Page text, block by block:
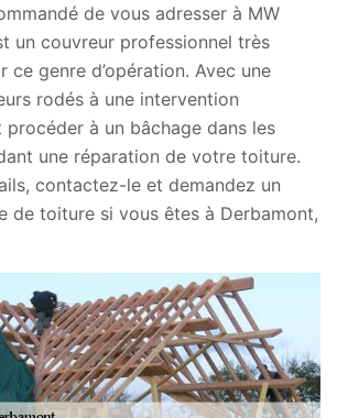
de vous adresser à MW
un couvreur professionnel très
ce genre d’opération. Avec une
rodés à une intervention
procéder à un bâchage dans les
une réparation de votre toiture.
contactez-le et demandez un
de toiture si vous êtes à Derbamont,